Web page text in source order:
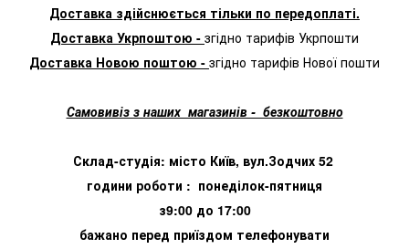
Доставка здійснюється тільки по передоплаті.
Доставка Укрпоштою - згідно тарифів Укрпошти
Доставка Новою поштою - згідно тарифів Нової пошти
Самовивіз з наших магазинів - безкоштовно
Склад-студія: місто Київ, вул.Зодчих 52
години роботи : понеділок-пятниця
з9:00 до 17:00
бажано перед приїздом телефонувати